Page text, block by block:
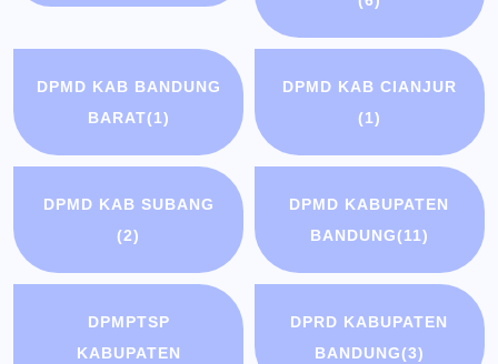
DPMD KAB BANDUNG
BARAT(1)
DPMD KAB CIANJUR
(1)
DPMD KAB SUBANG
(2)
DPMD KABUPATEN
BANDUNG(11)
DPMPTSP
KABUPATEN
DPRD KABUPATEN
BANDUNG(3)